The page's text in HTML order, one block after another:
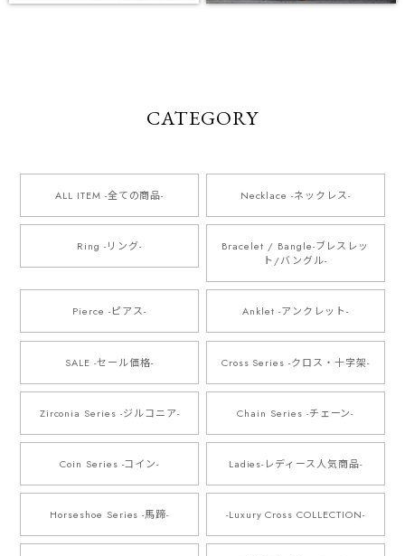
CATEGORY
ALL ITEM -全ての商品- Necklace -ネックレス-
Ring -リング-
Bracelet / Bangle-ブレスレッ
ト/バングル-
Pierce -ピアス- Anklet -アンクレット-
SALE -セール価格- Cross Series -クロス・十字架-
Zirconia Series -ジルコニア- Chain Series -チェーン-
Coin Series -コイン- Ladies-レディース人気商品-
Horseshoe Series -馬蹄- -Luxury Cross COLLECTION-